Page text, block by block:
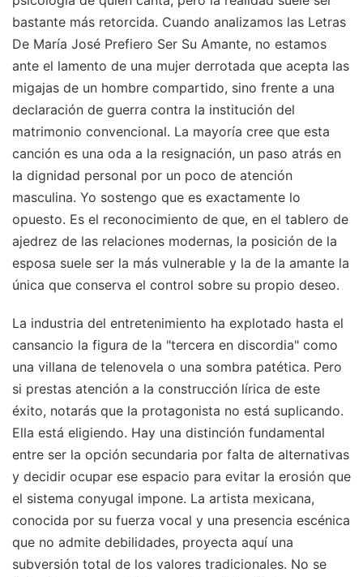
bastante más retorcida. Cuando analizamos las Letras
De María José Prefiero Ser Su Amante, no estamos
ante el lamento de una mujer derrotada que acepta las
migajas de un hombre compartido, sino frente a una
declaración de guerra contra la institución del
matrimonio convencional. La mayoría cree que esta
canción es una oda a la resignación, un paso atrás en
la dignidad personal por un poco de atención
masculina. Yo sostengo que es exactamente lo
opuesto. Es el reconocimiento de que, en el tablero de
ajedrez de las relaciones modernas, la posición de la
esposa suele ser la más vulnerable y la de la amante la
única que conserva el control sobre su propio deseo.
La industria del entretenimiento ha explotado hasta el
cansancio la figura de la "tercera en discordia" como
una villana de telenovela o una sombra patética. Pero
si prestas atención a la construcción lírica de este
éxito, notarás que la protagonista no está suplicando.
Ella está eligiendo. Hay una distinción fundamental
entre ser la opción secundaria por falta de alternativas
y decidir ocupar ese espacio para evitar la erosión que
el sistema conyugal impone. La artista mexicana,
conocida por su fuerza vocal y una presencia escénica
que no admite debilidades, proyecta aquí una
subversión total de los valores tradicionales. No se